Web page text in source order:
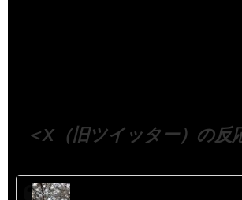
＜X（旧ツイッター）の反